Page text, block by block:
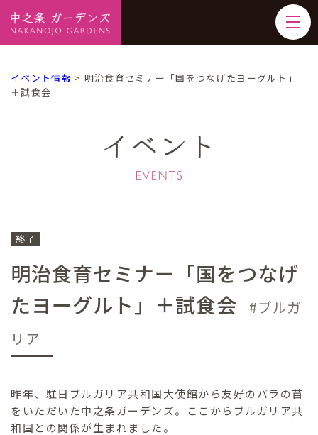
イベント情報 > 明治食育セミナー「国をつなげたヨーグルト」
＋試食会
イベント
終了
明治食育セミナー「国をつなげ
たヨーグルト」＋試食会
ブルガ
リア
昨年、駐日ブルガリア共和国大使館から友好のバラの苗
をいただいた中之条ガーデンズ。ここからブルガリア共
和国との関係が生まれました。